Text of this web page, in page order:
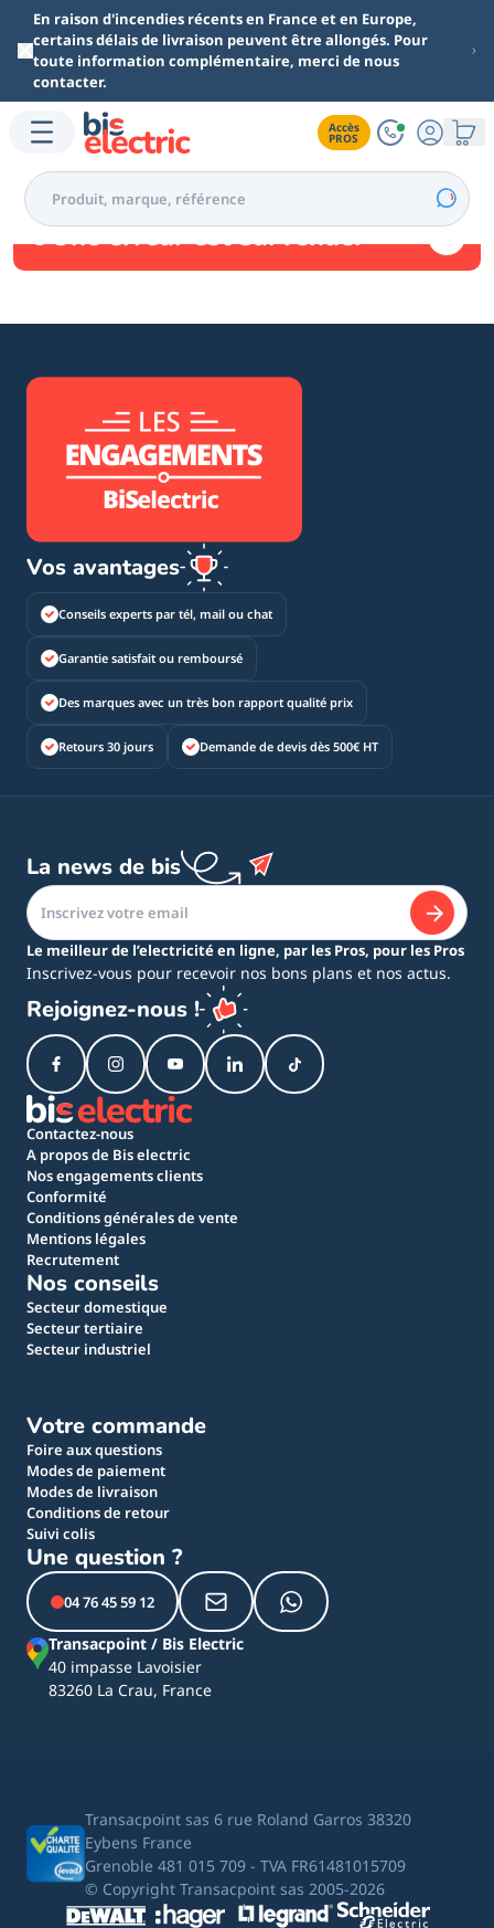
Aller au contenu principal
En raison d'incendies récents en France et en Europe,
certains délais de livraison peuvent être allongés. Pour
toute information complémentaire, merci de nous
contacter.
Accès
PROS
Une erreur est survenue.
Vos avantages
Conseils experts par tél, mail ou chat
Garantie satisfait ou remboursé
Des marques avec un très bon rapport qualité prix
Retours 30 jours Demande de devis dès 500€ HT
La news de bis
Le meilleur de l’electricité en ligne, par les Pros, pour les Pros
Inscrivez-vous pour recevoir nos bons plans et nos actus.
Rejoignez-nous !
Contactez-nous
A propos de Bis electric
Nos engagements clients
Conformité
Conditions générales de vente
Mentions légales
Recrutement
Nos conseils
Secteur domestique
Secteur tertiaire
Secteur industriel
Votre commande
Foire aux questions
Modes de paiement
Modes de livraison
Conditions de retour
Suivi colis
Une question ?
04 76 45 59 12
Transacpoint / Bis Electric
40 impasse Lavoisier
83260 La Crau, France
Transacpoint sas 6 rue Roland Garros 38320
Eybens France
Grenoble 481 015 709 - TVA FR61481015709
© Copyright Transacpoint sas 2005-2026